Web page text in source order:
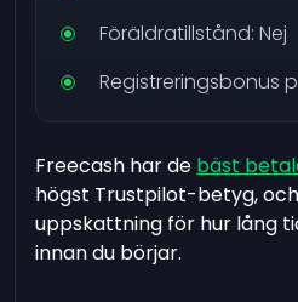
Föräldratillstånd: Nej
Registreringsbonus
Freecash har de bäst
högst Trustpilot-betyg,
uppskattning för hur lång
innan du börjar.